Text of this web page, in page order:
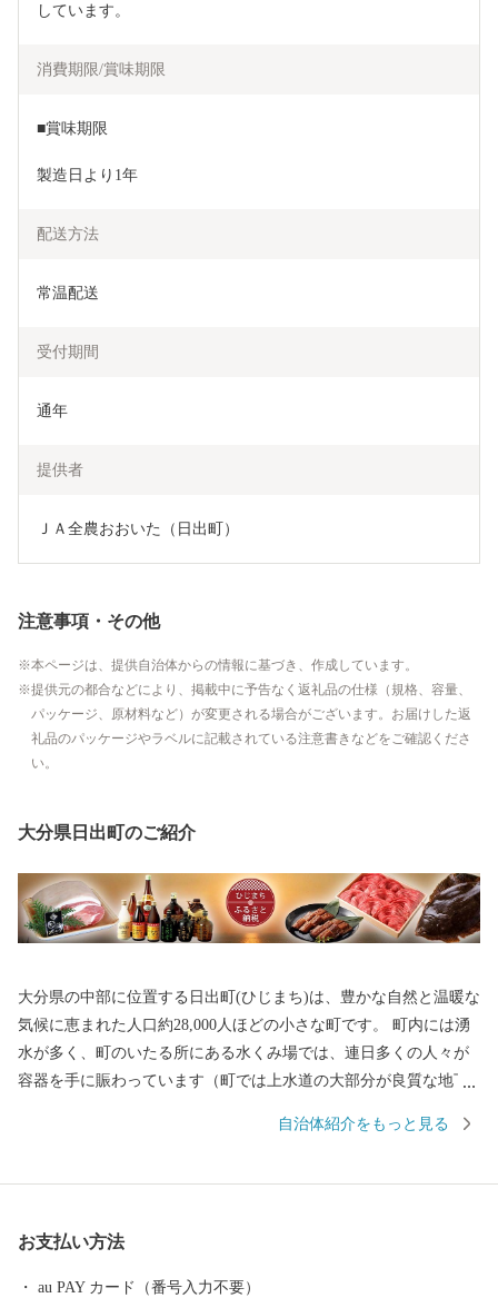
しています。
消費期限/賞味期限
■賞味期限
製造日より1年
配送方法
常温配送
受付期間
通年
提供者
ＪＡ全農おおいた（日出町）
注意事項・その他
本ページは、提供自治体からの情報に基づき、作成しています。
提供元の都合などにより、掲載中に予告なく返礼品の仕様（規格、容量、
パッケージ、原材料など）が変更される場合がございます。お届けした返
礼品のパッケージやラベルに記載されている注意書きなどをご確認くださ
い。
大分県日出町のご紹介
大分県の中部に位置する日出町(ひじまち)は、豊かな自然と温暖な
気候に恵まれた人口約28,000人ほどの小さな町です。 町内には湧
水が多く、町のいたる所にある水くみ場では、連日多くの人々が
容器を手に賑わっています（町では上水道の大部分が良質な地下
しており、真清水と海水が混ざる海域では、町の特産品である高
ど、町の魅力がつまったお礼の品をご用意しています。 【ご寄附
にあたっての注意事項】 ・お礼品は、送付者名に、お礼品受発注
自治体紹介をもっと見る
お支払い方法
au PAY カード（番号入力不要）